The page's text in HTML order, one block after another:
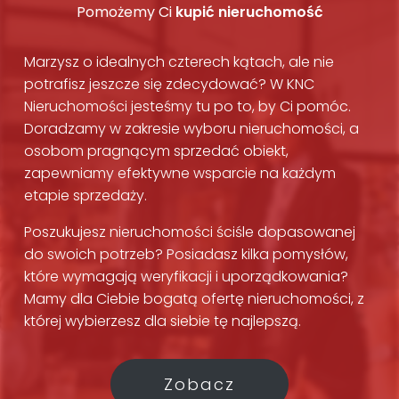
Pomożemy Ci kupić nieruchomość
Marzysz o idealnych czterech kątach, ale nie
potrafisz jeszcze się zdecydować? W KNC
Nieruchomości jesteśmy tu po to, by Ci pomóc.
Doradzamy w zakresie wyboru nieruchomości, a
osobom pragnącym sprzedać obiekt,
zapewniamy efektywne wsparcie na każdym
etapie sprzedaży.
Poszukujesz nieruchomości ściśle dopasowanej
do swoich potrzeb? Posiadasz kilka pomysłów,
które wymagają weryfikacji i uporządkowania?
Mamy dla Ciebie bogatą ofertę nieruchomości, z
której wybierzesz dla siebie tę najlepszą.
Zobacz